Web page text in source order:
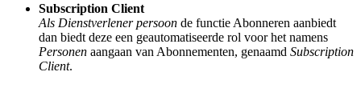
Subscription Client
Als Dienstverlener persoon de functie Abonneren aanbiedt
dan biedt deze een geautomatiseerde rol voor het namens
Personen aangaan van Abonnementen, genaamd Subscription
Client.